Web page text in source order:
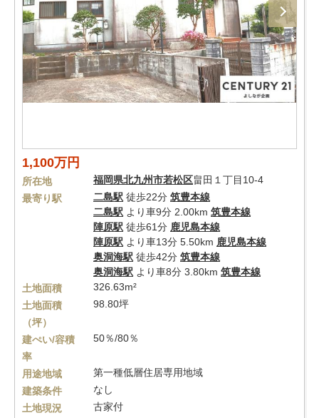
1,100万円
所在地 福岡県北九州市若松区畠田１丁目10-4
最寄り駅
二島駅 徒歩22分 筑豊本線
二島駅 より車9分 2.00km 筑豊本線
陣原駅 徒歩61分 鹿児島本線
陣原駅 より車13分 5.50km 鹿児島本線
奥洞海駅 徒歩42分 筑豊本線
奥洞海駅 より車8分 3.80km 筑豊本線
土地面積
326.63m²
土地面積
（坪）
98.80坪
建ぺい/容積
率
50％/80％
用途地域
第一種低層住居専用地域
建築条件
なし
土地現況
古家付